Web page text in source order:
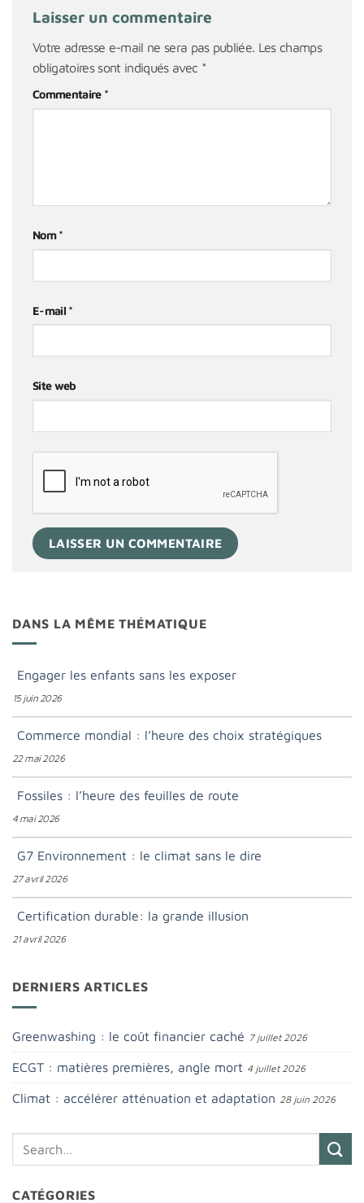
Laisser un commentaire
Votre adresse e-mail ne sera pas publiée. Les champs
obligatoires sont indiqués avec *
Commentaire *
Nom*
E-mail *
Site web
DANS LA MÊME THÉMATIQUE
Engager les enfants sans les exposer
15 juin 2026
Commerce mondial : l’heure des choix stratégiques
22 mai 2026
Fossiles : l’heure des feuilles de route
4 mai 2026
G7 Environnement : le climat sans le dire
27 avril 2026
Certification durable: la grande illusion
21 avril 2026
DERNIERS ARTICLES
Greenwashing : le coût financier caché 7 juillet 2026
ECGT : matières premières, angle mort 4 juillet 2026
Climat : accélérer atténuation et adaptation 28 juin 2026
CATÉGORIES